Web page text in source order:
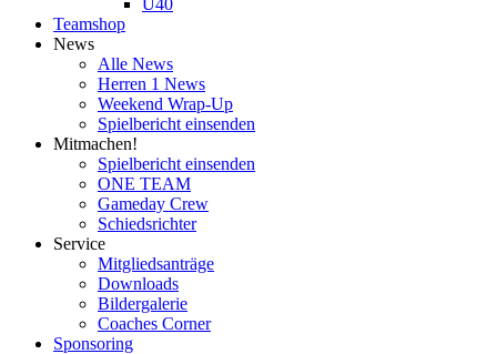
Ü40
Teamshop
News
Alle News
Herren 1 News
Weekend Wrap-Up
Spielbericht einsenden
Mitmachen!
Spielbericht einsenden
ONE TEAM
Gameday Crew
Schiedsrichter
Service
Mitgliedsanträge
Downloads
Bildergalerie
Coaches Corner
Sponsoring